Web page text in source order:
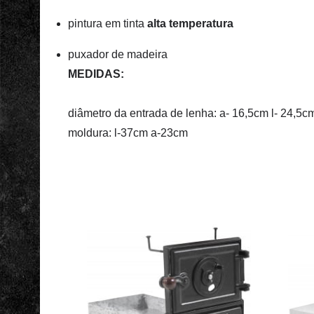
pintura em tinta alta temperatura
puxador de madeira
MEDIDAS:
diâmetro da entrada de lenha: a- 16,5cm l-
moldura: l-37cm a-23cm